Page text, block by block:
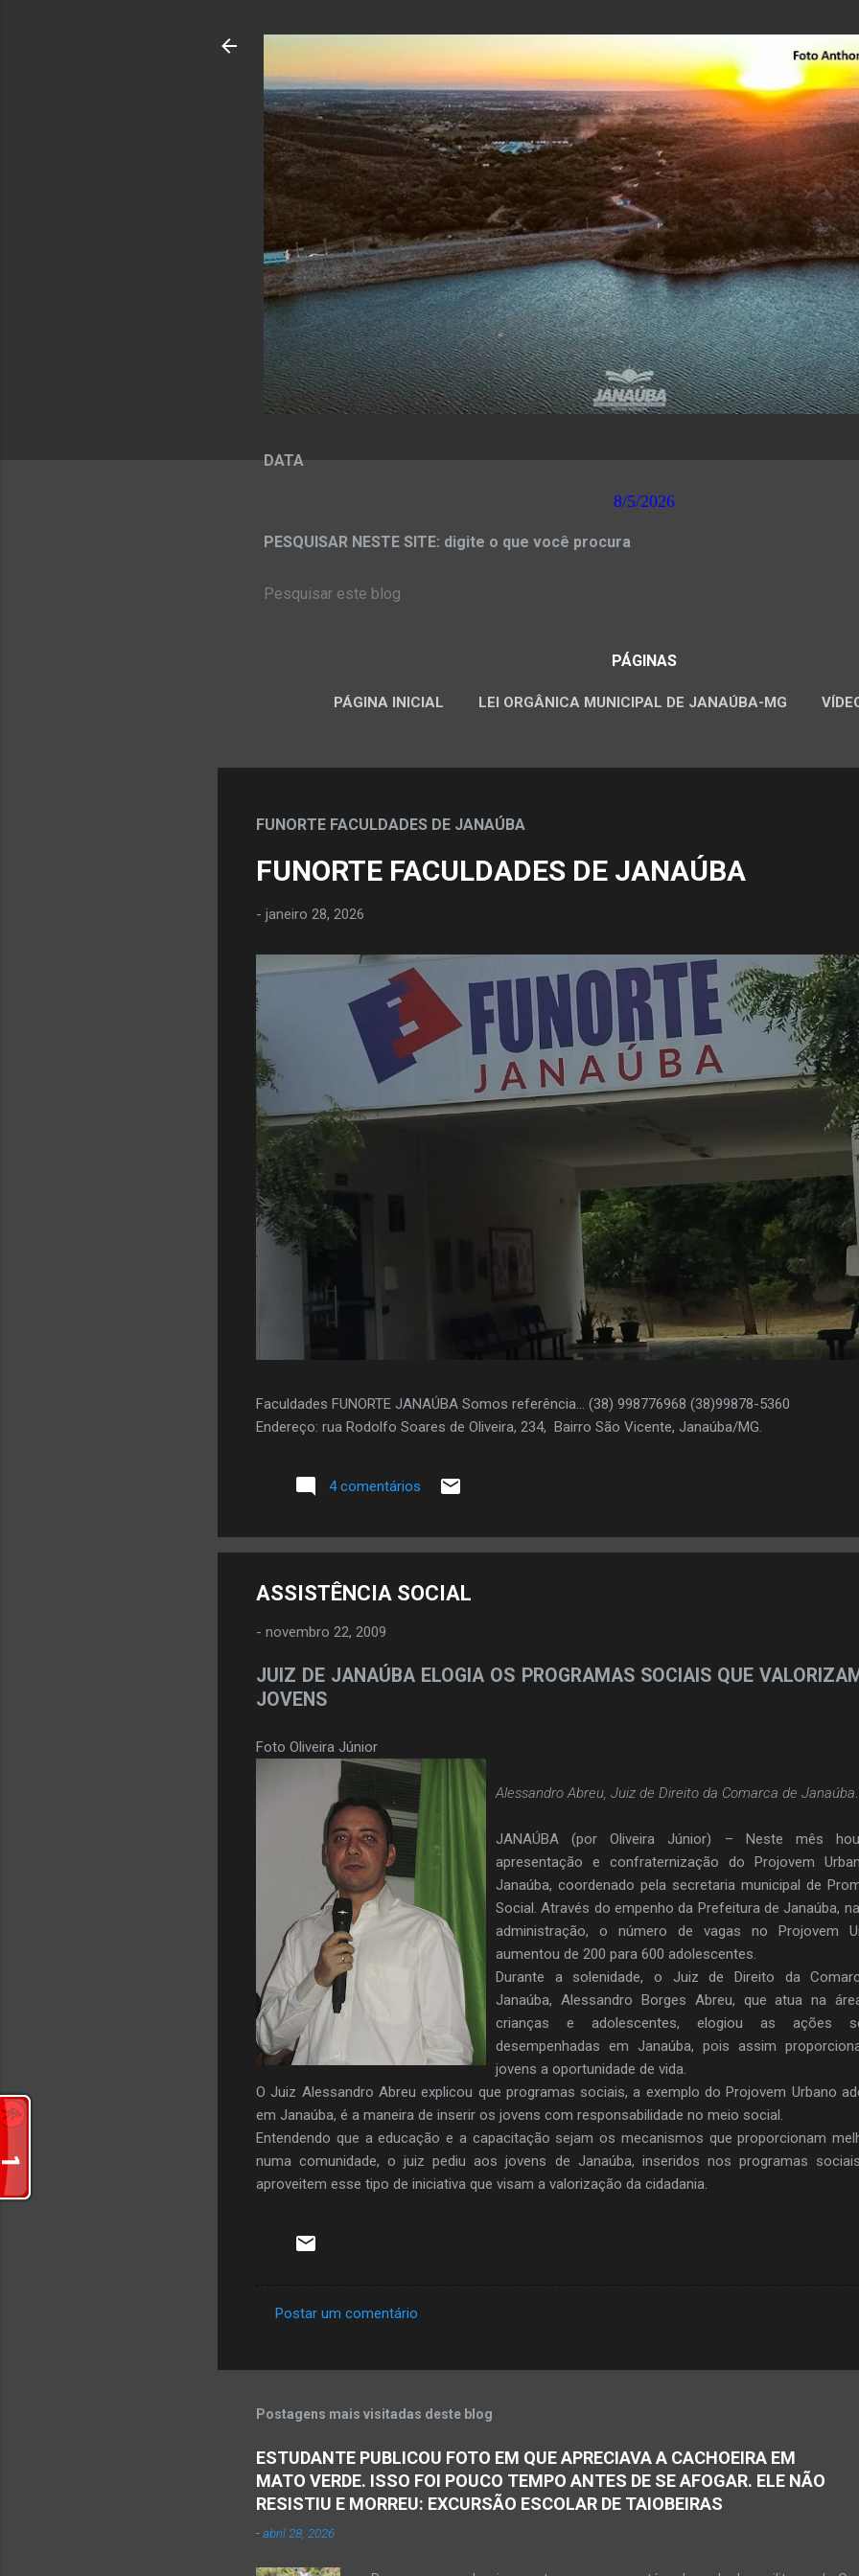
DATA
8/5/2026
PESQUISAR NESTE SITE: digite o que você procura
PÁGINAS
PÁGINA INICIAL LEI ORGÂNICA MUNICIPAL DE JANAÚBA-MG
FUNORTE FACULDADES DE JANAÚBA
FUNORTE FACULDADES DE JANAÚBA
- janeiro 28, 2026
Faculdades FUNORTE JANAÚBA Somos referência... (38) 998776968 (38)99878-5360
Endereço: rua Rodolfo Soares de Oliveira, 234, Bairro São Vicente, Janaúba/MG.
4 comentários
ASSISTÊNCIA SOCIAL
- novembro 22, 2009
JUIZ DE JANAÚBA ELOGIA OS PROGRAMAS SOCIAIS QUE
JOVENS
Foto Oliveira Júnior
Alessandro Abreu, Juiz de Direito da Comarca de Janaúba.
JANAÚBA (por Oliveira Júnior) – Neste mês
apresentação e confraternização do Projovem
Janaúba, coordenado pela secretaria municipal de
Social. Através do empenho da Prefeitura de Janaúba,
administração, o número de vagas no Projovem
aumentou de 200 para 600 adolescentes.
Durante a solenidade, o Juiz de Direito da
Janaúba, Alessandro Borges Abreu, que atua na
crianças e adolescentes, elogiou as ações
desempenhadas em Janaúba, pois assim
jovens a oportunidade de vida.
O Juiz Alessandro Abreu explicou que programas sociais, a exemplo do Projovem Urbano
em Janaúba, é a maneira de inserir os jovens com responsabilidade no meio social.
Entendendo que a educação e a capacitação sejam os mecanismos que proporcionam
numa comunidade, o juiz pediu aos jovens de Janaúba, inseridos nos programas
aproveitem esse tipo de iniciativa que visam a valorização da cidadania.
e
t
á
Postar um comentário
Postagens mais visitadas deste blog
ESTUDANTE PUBLICOU FOTO EM QUE APRECIAVA A CACHOEIRA EM
MATO VERDE. ISSO FOI POUCO TEMPO ANTES DE SE AFOGAR. ELE NÃO
RESISTIU E MORREU: EXCURSÃO ESCOLAR DE TAIOBEIRAS
-abril 28, 2026